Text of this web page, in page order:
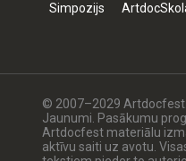
Simpozijs
© 2007–2029
Jaunumi. Pasākumu
Artdocfest materiālu
aktīvu saiti uz avotu.